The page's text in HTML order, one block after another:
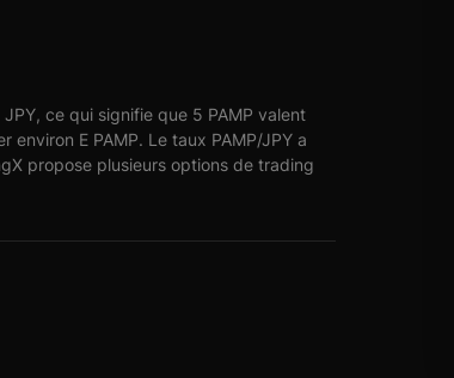
ce qui signifie que 5 PAMP valent
environ E PAMP. Le taux PAMP/JPY a
propose plusieurs options de trading